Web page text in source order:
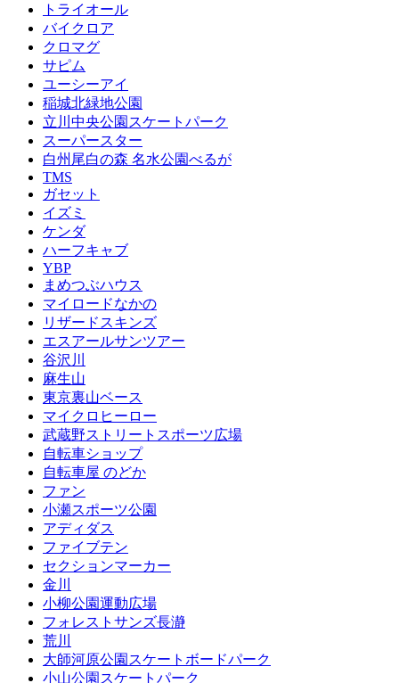
トライオール
バイクロア
クロマグ
サピム
ユーシーアイ
稲城北緑地公園
立川中央公園スケートパーク
スーパースター
白州尾白の森 名水公園べるが
TMS
ガセット
イズミ
ケンダ
ハーフキャブ
YBP
まめつぶハウス
マイロードなかの
リザードスキンズ
エスアールサンツアー
谷沢川
麻生山
東京裏山ベース
マイクロヒーロー
武蔵野ストリートスポーツ広場
自転車ショップ
自転車屋 のどか
ファン
小瀬スポーツ公園
アディダス
ファイブテン
セクションマーカー
金川
小柳公園運動広場
フォレストサンズ長瀞
荒川
大師河原公園スケートボードパーク
小山公園スケートパーク